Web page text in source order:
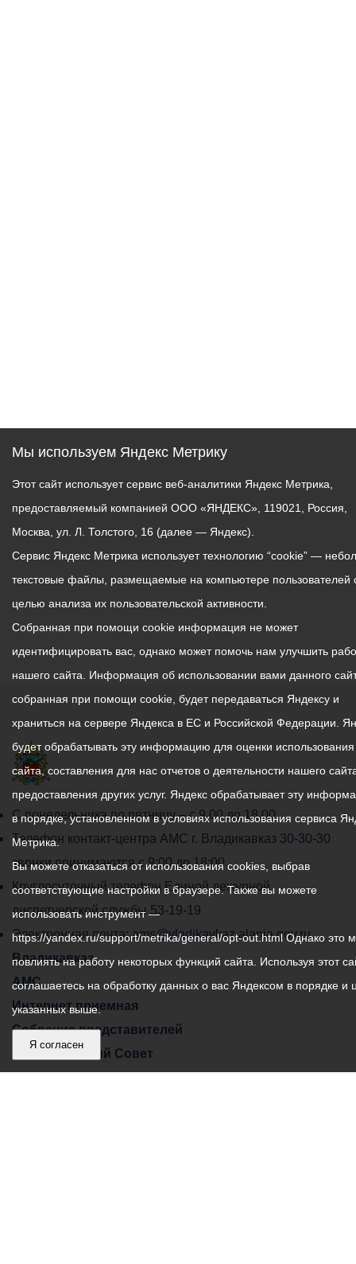
График
работы
администрации
местного
самоуправления
города
Владикавказ:
С понедельника по пятницу – с 9.00 до 18.00
Телефон контакт-центра АМС г. Владикавказ 30-30-30
звонки принимаются с 9:00 до 18:00
Круглосуточный телефон Единой дежурной
диспетчерской службы 53-19-19
Электронная почта:ams@vladikavkaz.alania.gov.ru
Владикавказ
АМС
Интернет приемная
Собрание представителей
Общественный Совет
Мы используем Яндекс Метрику
Этот сайт использует сервис веб-аналитики Яндекс Метрика,
предоставляемый компанией ООО «ЯНДЕКС», 119021, Россия,
Москва, ул. Л. Толстого, 16 (далее — Яндекс).
Сервис Яндекс Метрика использует технологию “cookie” —
текстовые файлы, размещаемые на компьютере пользователей
целью анализа их пользовательской активности.
Собранная при помощи cookie информация не может
идентифицировать вас, однако может помочь нам улучшить
нашего сайта. Информация об использовании вами данного
собранная при помощи cookie, будет передаваться Яндексу и
храниться на сервере Яндекса в ЕС и Российской Федерации.
будет обрабатывать эту информацию для оценки
сайта, составления для нас отчетов о деятельности нашего
предоставления других услуг. Яндекс обрабатывает эту
в порядке, установленном в условиях использования сервиса
Метрика.
Вы можете отказаться от использования cookies, выбрав
соответствующие настройки в браузере. Также вы можете
использовать инструмент —
https://yandex.ru/support/metrika/general/opt-out.html Однако это
повлиять на работу некоторых функций сайта. Используя этот
соглашаетесь на обработку данных о вас Яндексом в порядке и
указанных выше.
Я согласен